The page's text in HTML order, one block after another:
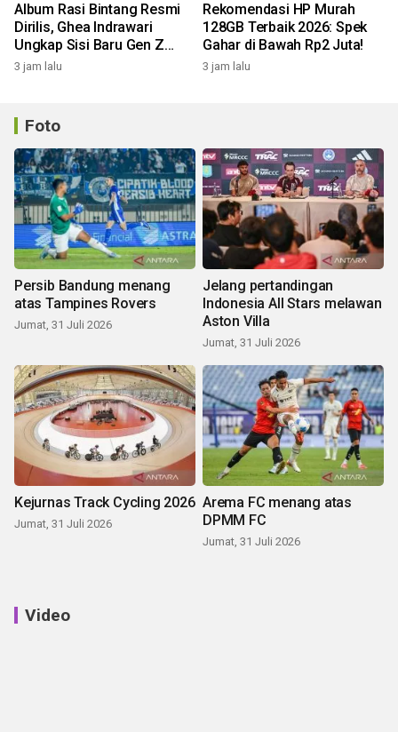
Album Rasi Bintang Resmi
Dirilis, Ghea Indrawari
Ungkap Sisi Baru Gen Z
Lewat 9 Lagu!
3 jam lalu
Rekomendasi HP Murah
128GB Terbaik 2026: Spek
Gahar di Bawah Rp2 Juta!
3 jam lalu
Foto
Persib Bandung menang
atas Tampines Rovers
Jumat, 31 Juli 2026
Jelang pertandingan
Indonesia All Stars melawan
Aston Villa
Jumat, 31 Juli 2026
Kejurnas Track Cycling 2026
Jumat, 31 Juli 2026
Arema FC menang atas
DPMM FC
Jumat, 31 Juli 2026
Video